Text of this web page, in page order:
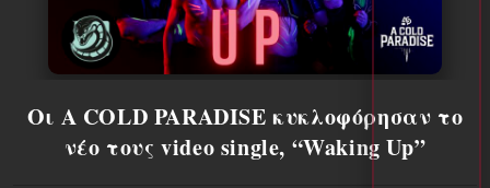
Οι A COLD PARADISE κυκλοφόρησαν το
νέο τους video single, “Waking Up”